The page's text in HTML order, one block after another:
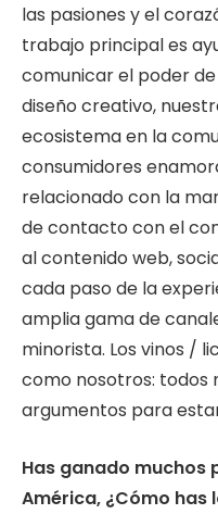
las pasiones y el
trabajo principal es
comunicar el poder
diseño creativo,
ecosistema en la
consumidores
relacionado con la
de contacto con el
al contenido web,
cada paso de la
amplia gama de
minorista. Los vinos /
como nosotros: todos
argumentos para
Has ganado muchos
América, ¿Cómo